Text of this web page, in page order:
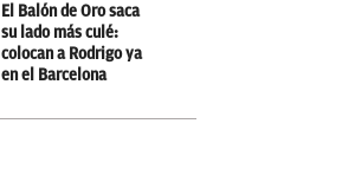
El Balón de Oro saca
su lado más culé:
colocan a Rodrigo ya
en el Barcelona